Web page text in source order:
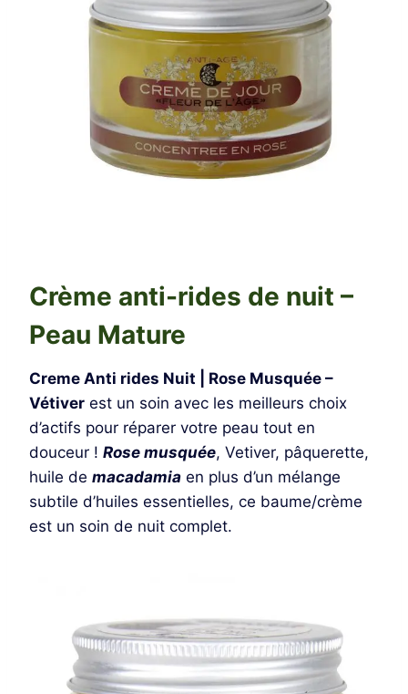
Crème anti-rides de nuit –
Peau Mature
Creme Anti rides Nuit | Rose Musquée –
Vétiver est un soin avec les meilleurs choix
d’actifs pour réparer votre peau tout en
douceur ! Rose musquée, Vetiver, pâquerette,
huile de macadamia en plus d’un mélange
subtile d’huiles essentielles, ce baume/crème
est un soin de nuit complet.